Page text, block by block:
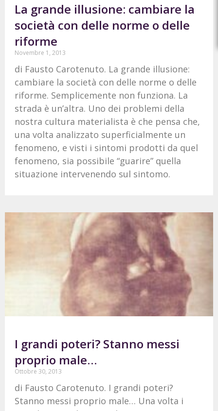
La grande illusione: cambiare la
società con delle norme o delle
riforme
Novembre 1, 2013
di Fausto Carotenuto. La grande illusione:
cambiare la società con delle norme o delle
riforme. Semplicemente non funziona. La
strada è un’altra. Uno dei problemi della
nostra cultura materialista è che pensa che,
una volta analizzato superficialmente un
fenomeno, e visti i sintomi prodotti da quel
fenomeno, sia possibile “guarire” quella
situazione intervenendo sul sintomo.
I grandi poteri? Stanno messi
proprio male…
Ottobre 30, 2013
di Fausto Carotenuto. I grandi poteri?
Stanno messi proprio male… Una volta i